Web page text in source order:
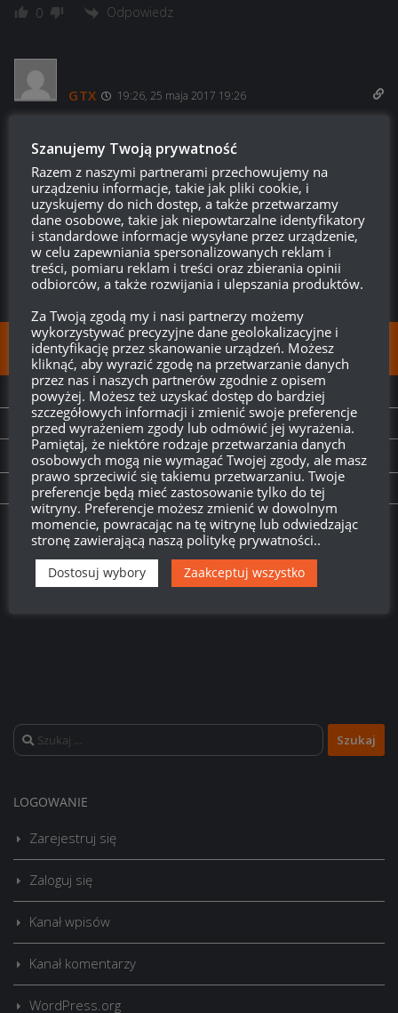
0 Odpowiedz
GTX 19:26, 25 maja 2017 19:26
nie byli
0 Odpowiedz
FOLLOW:
NEXT STORY
World of LOLships #5
PREVIOUS STORY
9.18 – nowy matchmaking
Twitch.tv - Zurugula
Szukaj:
LOGOWANIE
Zarejestruj się
Zaloguj się
Kanał wpisów
Kanał komentarzy
WordPress.org
Szanujemy Twoją prywatność
Razem z naszymi partnerami przechowujemy na
urządzeniu informacje, takie jak pliki cookie, i
uzyskujemy do nich dostęp, a także przetwarzamy
dane osobowe, takie jak niepowtarzalne identyfikatory
i standardowe informacje wysyłane przez urządzenie,
w celu zapewniania spersonalizowanych reklam i
treści, pomiaru reklam i treści oraz zbierania opinii
odbiorców, a także rozwijania i ulepszania produktów.
Za Twoją zgodą my i nasi partnerzy możemy
wykorzystywać precyzyjne dane geolokalizacyjne i
identyfikację przez skanowanie urządzeń. Możesz
kliknąć, aby wyrazić zgodę na przetwarzanie danych
przez nas i naszych partnerów zgodnie z opisem
powyżej. Możesz też uzyskać dostęp do bardziej
szczegółowych informacji i zmienić swoje preferencje
przed wyrażeniem zgody lub odmówić jej wyrażenia.
Pamiętaj, że niektóre rodzaje przetwarzania danych
osobowych mogą nie wymagać Twojej zgody, ale masz
prawo sprzeciwić się takiemu przetwarzaniu. Twoje
preferencje będą mieć zastosowanie tylko do tej
witryny. Preferencje możesz zmienić w dowolnym
momencie, powracając na tę witrynę lub odwiedzając
stronę zawierającą naszą politykę prywatności..
Dostosuj wybory Zaakceptuj wszystko